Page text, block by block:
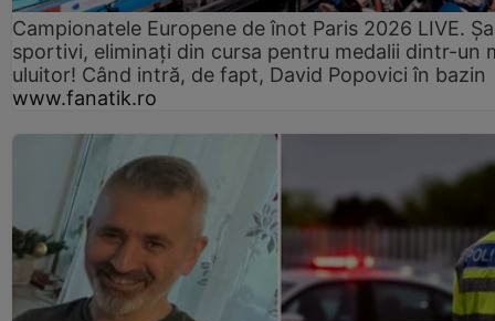
Campionatele Europene de înot Paris 2026 LIVE.
sportivi, eliminați din cursa pentru medalii dintr-un
uluitor! Când intră, de fapt, David Popovici în bazin
www.fanatik.ro